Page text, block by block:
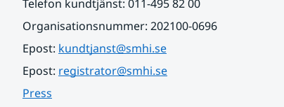
Telefon kundtjänst: 011-495 82 00
Organisationsnummer: 202100-0696
Epost: kundtjanst@smhi.se
Epost: registrator@smhi.se
Press